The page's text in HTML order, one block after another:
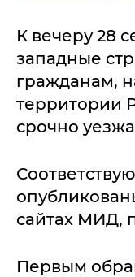
К вечеру 28
западные
гражданам,
территории
срочно
сайтах МИД,
Первым